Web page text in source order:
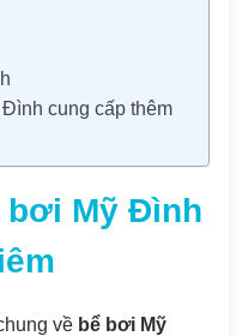
cung cấp thêm
bơi Mỹ Đình
về bể bơi Mỹ